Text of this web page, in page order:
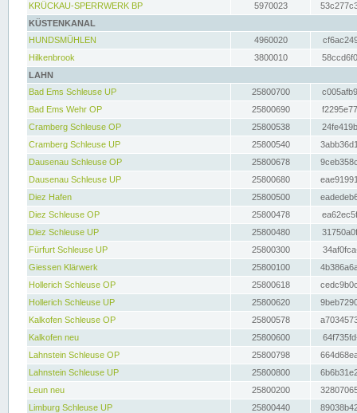
KRÜCKAU-SPERRWERK BP
5970023
KÜSTENKANAL
HUNDSMÜHLEN
4960020
Hilkenbrook
3800010
LAHN
Bad Ems Schleuse UP
25800700
Bad Ems Wehr OP
25800690
Cramberg Schleuse OP
25800538
Cramberg Schleuse UP
25800540
Dausenau Schleuse OP
25800678
Dausenau Schleuse UP
25800680
Diez Hafen
25800500
Diez Schleuse OP
25800478
Diez Schleuse UP
25800480
Fürfurt Schleuse UP
25800300
Giessen Klärwerk
25800100
Hollerich Schleuse OP
25800618
Hollerich Schleuse UP
25800620
Kalkofen Schleuse OP
25800578
Kalkofen neu
25800600
Lahnstein Schleuse OP
25800798
Lahnstein Schleuse UP
25800800
Leun neu
25800200
Limburg Schleuse UP
25800440